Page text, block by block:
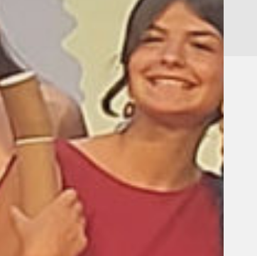
Batxillerat Famílies 0
A 2n DE BATXILLERAT
01/02/25
d’orientació del centre, cada curs una
del Pedrolo comparteixen una
els nois i noies de 2n de Batxillerat per
seves experiències com a
i per donar-los alguns consells: el final
el procés de tria… Aquesta i altres
els ajudaran a obrir-se camí cap